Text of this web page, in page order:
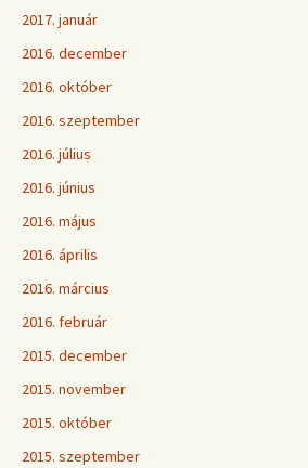
2017. január
2016. december
2016. október
2016. szeptember
2016. július
2016. június
2016. május
2016. április
2016. március
2016. február
2015. december
2015. november
2015. október
2015. szeptember